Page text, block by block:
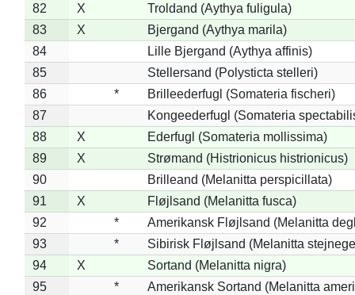
82
X
Troldand (Aythya fuligula)
83
X
Bjergand (Aythya marila)
84
Lille Bjergand (Aythya affinis)
85
Stellersand (Polysticta stelleri)
86
*
Brilleederfugl (Somateria fischeri)
87
Kongeederfugl (Somateria
88
X
Ederfugl (Somateria mollissima)
89
X
Strømand (Histrionicus histrionicus)
90
Brilleand (Melanitta perspicillata)
91
X
Fløjlsand (Melanitta fusca)
92
*
Amerikansk Fløjlsand (Melanitta
93
*
Sibirisk Fløjlsand (Melanitta
94
X
Sortand (Melanitta nigra)
95
*
Amerikansk Sortand (Melanitta